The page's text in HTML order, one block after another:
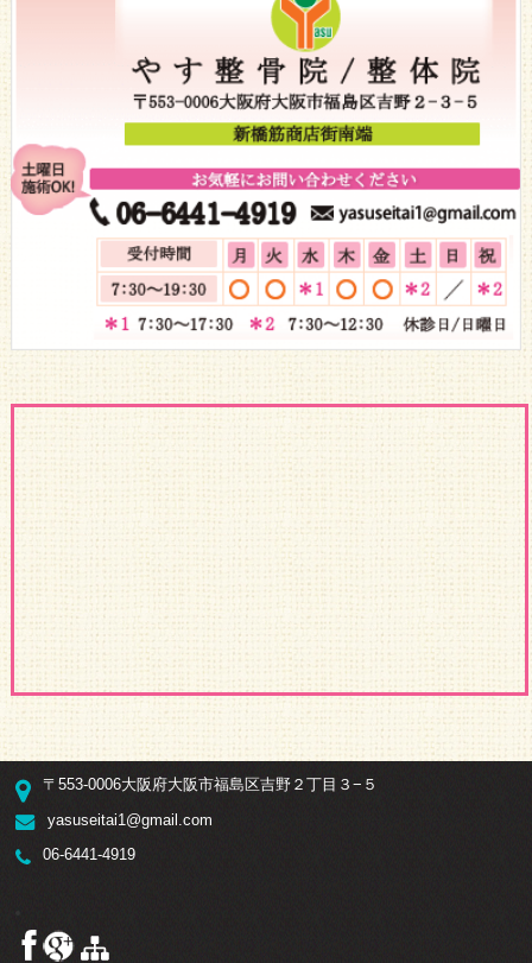
〒553-0006大阪府大阪市福島区吉野２丁目３−５
yasuseitai1@gmail.com
06-6441-4919